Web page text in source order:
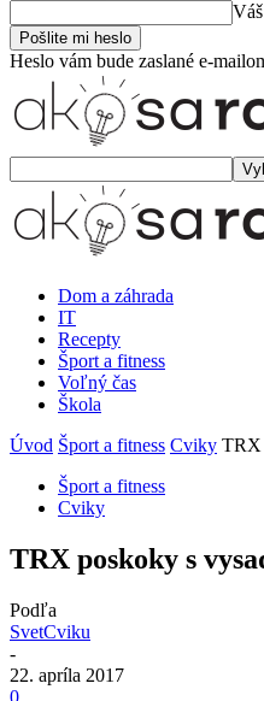
Heslo vám bude zaslané e-
Dom a záhrada
IT
Recepty
Šport a fitness
Voľný čas
Škola
Úvod Šport a fitness Cviky TRX
Šport a fitness
Cviky
TRX poskoky s
Podľa
SvetCviku
-
22. apríla 2017
0